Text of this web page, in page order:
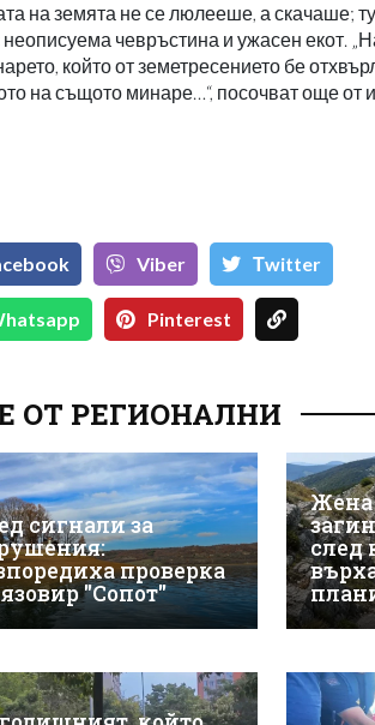
на земята не се люлееше, а скачаше;
неописуема чевръстина и ужасен екот.
който от земетресението бе
на същото минаре…“, посочват още от
Viber Тwitter
Pinterest
ОТ РЕГИОНАЛНИ
сигнали за
проверка
"Сопот"
Жена
след